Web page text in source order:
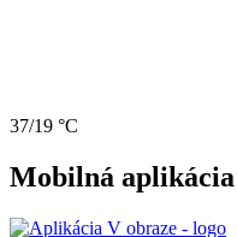
37/19 °C
Mobilná aplikácia